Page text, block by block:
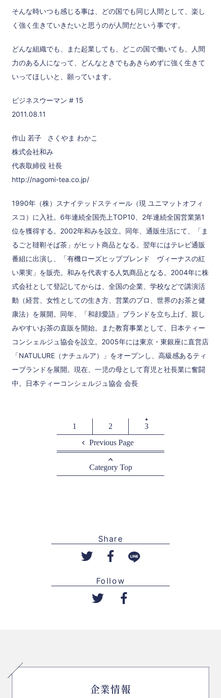
そんな時いつも感じる事は、どの国でも同じ人間として、楽し
く強く生きていきたいと思うのが人間だという事です。
どんな組織でも、また起業しても、どこの国で働いても、人間
力のある人になって、どんなときでもあきらめずに強く生きて
いってほしいと、願っています。
ビジネスウーマン # 15
2011.08.11
作山 若子 さくやま わかこ
株式会社和み
代表取締役 社長
http://nagomi-tea.co.jp/
1990年（株）スナイテッドスティール（現 ユニマットオフィ
スコ）に入社。6年連続全国売上TOP10、2年連続全国営業第1
位を獲得する。2002年和みを設立。同年、通販生活にて、「ま
るごと韃靼そば茶」がヒット商品となる。翌年にはテレビ通販
番組に出演し、「有機ローズヒップブレンド ヴィーナスの紅
い果実」を販売。和みを代表する人気商品となる。2004年に株
式会社として登記してからは、全国の企業、学校などで講演活
動（経営、女性としての生き方、営業のプロ、世界のお茶と健
康法）を展開。同年、「和顔愛語」ブランドを立ち上げ、親し
みやすいお茶の直販を開始。また教育事業として、日本ティー
コンシェルジュ協会を設立。2005年には東京・東銀座に直営店
「NATULURE（ナチュルア）」をオープンし、高級感あるティ
ーブランドを展開。現在、一児の母として育児と社長業に奮闘
中。日本ティーコンシェルジュ協会 会長
1 2
3
Previous Page
Category Top
Share
Follow
企業情報